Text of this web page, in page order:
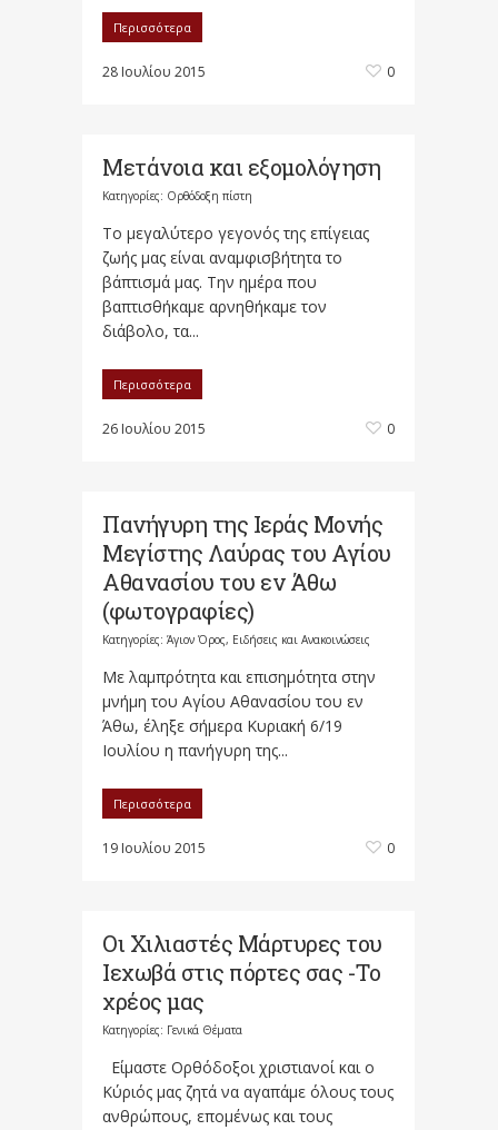
Περισσότερα
28 Ιουλίου 2015 0
Μετάνοια και εξομολόγηση
Κατηγορίες: Ορθόδοξη πίστη
Το μεγαλύτερο γεγονός της επίγειας
ζωής μας είναι αναμφισβήτητα το
βάπτισμά μας. Την ημέρα που
βαπτισθήκαμε αρνηθήκαμε τον
διάβολο, τα...
Περισσότερα
26 Ιουλίου 2015 0
Πανήγυρη της Ιεράς Μονής
Μεγίστης Λαύρας του Αγίου
Αθανασίου του εν Άθω
(φωτογραφίες)
Κατηγορίες: Άγιον Όρος, Ειδήσεις και Ανακοινώσεις
Με λαμπρότητα και επισημότητα στην
μνήμη του Αγίου Αθανασίου του εν
Άθω, έληξε σήμερα Κυριακή 6/19
Ιουλίου η πανήγυρη της...
Περισσότερα
19 Ιουλίου 2015 0
Οι Χιλιαστές Μάρτυρες του
Ιεχωβά στις πόρτες σας -Το
χρέος μας
Κατηγορίες: Γενικά Θέματα
Είμαστε Ορθόδοξοι χριστιανοί και ο
Κύριός μας ζητά να αγαπάμε όλους τους
ανθρώπους, επομένως και τους